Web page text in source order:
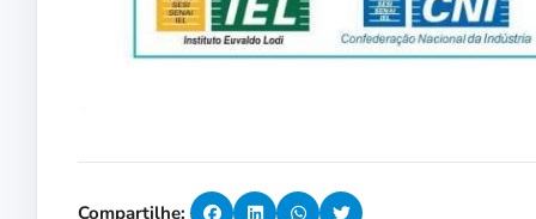
Compartilhe: